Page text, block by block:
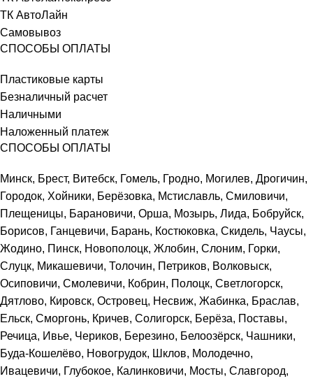
ТК АвтоЛайн
Самовывоз
СПОСОБЫ ОПЛАТЫ
Пластиковые карты
Безналичный расчет
Наличными
Наложенный платеж
СПОСОБЫ ОПЛАТЫ
Минск, Брест, Витебск, Гомель, Гродно, Могилев, Дрогичин,
Городок, Хойники, Берёзовка, Мстиславль, Смиловичи,
Плещеницы, Барановичи, Орша, Мозырь, Лида, Бобруйск,
Борисов, Ганцевичи, Барань, Костюковка, Скидель, Чаусы,
Жодино, Пинск, Новополоцк, Жлобин, Слоним, Горки,
Слуцк, Микашевичи, Толочин, Петриков, Волковыск,
Осиповичи, Смолевичи, Кобрин, Полоцк, Светлогорск,
Дятлово, Кировск, Островец, Несвиж, Жабинка, Браслав,
Ельск, Сморгонь, Кричев, Солигорск, Берёза, Поставы,
Речица, Ивье, Чериков, Березино, Белоозёрск, Чашники,
Буда-Кошелёво, Новогрудок, Шклов, Молодечно,
Ивацевичи, Глубокое, Калинковичи, Мосты, Славгород,